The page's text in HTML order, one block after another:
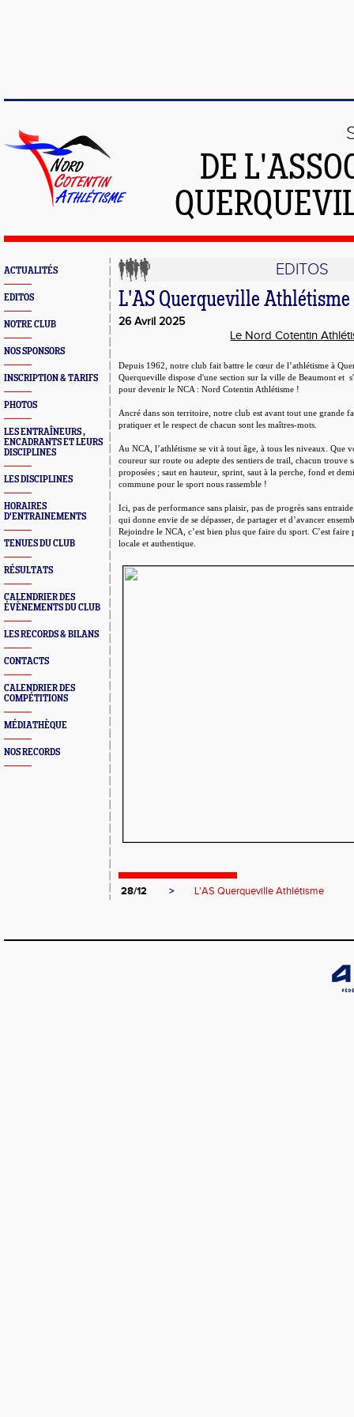
DE
ACTUALITÉS
EDITOS
NOTRE CLUB
NOS SPONSORS
INSCRIPTION & TARIFS
PHOTOS
LES ENTRAÎNEURS ,
ENCADRANTS ET LEURS
DISCIPLINES
LES DISCIPLINES
HORAIRES
D'ENTRAINEMENTS
TENUES DU CLUB
RÉSULTATS
CALENDRIER DES
ÉVÈNEMENTS DU CLUB
LES RECORDS & BILANS
CONTACTS
CALENDRIER DES
COMPÉTITIONS
MÉDIATHÈQUE
NOS RECORDS
EDITOS
L'AS Querqueville Athlétisme
26 Avril 2025
Le Nord Cotentin
Depuis 1962, notre club fait battre le cœur de l’athlétisme à
Querqueville dispose d'une section sur la ville de Beaumont et
pour devenir le NCA : Nord Cotentin Athlétisme !
Ancré dans son territoire, notre club est avant tout une grande
pratiquer et le respect de chacun sont les maîtres-mots.
Au NCA, l’athlétisme se vit à tout âge, à tous les niveaux. Que
coureur sur route ou adepte des sentiers de trail, chacun trouve
proposées ; saut en hauteur, sprint, saut à la perche, fond et
commune pour le sport nous rassemble !
Ici, pas de performance sans plaisir, pas de progrès sans
qui donne envie de se dépasser, de partager et d’avancer
Rejoindre le NCA, c’est bien plus que faire du sport. C’est faire
locale et authentique.
28/12 > L'AS Querqueville Athlétisme